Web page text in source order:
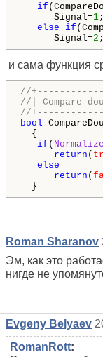
if
Signal=1;
else
if
Signal=2 ;
и сама функция
//
//| Compare
//
bool
{
if (
return (
else
return (
}
Roman Sharanov
Эм, как это
нигде не
Evgeny Belyaev
RomanRott: